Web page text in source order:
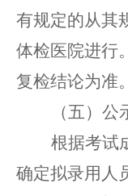
有规定的从其
体检医院进行
复检结论为准。
（五）公
根据考试
确定拟录用人